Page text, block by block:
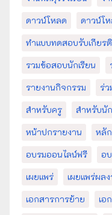
ดาวน์โหลด
ดาวน์โ
ทำแบบทดสอบรับเกียร
รวมข้อสอบนักเรียน
รายงานกิจกรรม
ร่
สำหรับครู
สำหรับนั
หน้าปกรายงาน
หลั
อบรมออนไลน์ฟรี
อ
เผยแพร่
เผยแพร่ผล
เอกสารการย้าย
เอ